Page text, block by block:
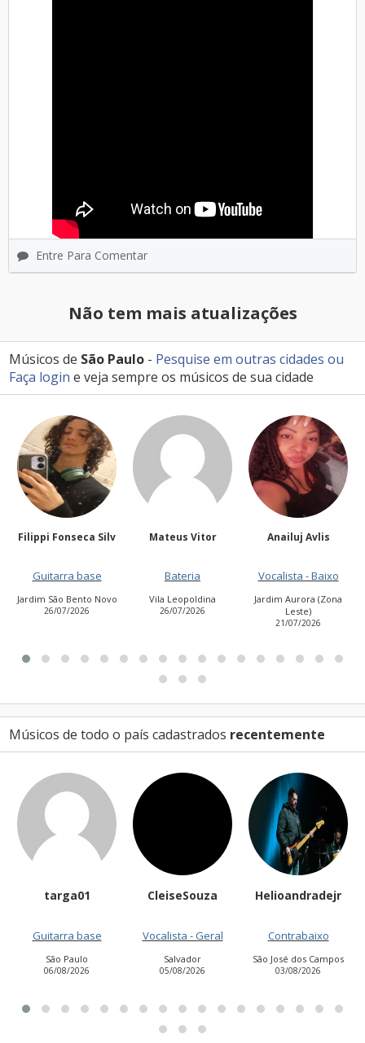
Entre Para Comentar
Não tem mais atualizações
Músicos de São Paulo - Pesquise em outras cidades ou
Faça login e veja sempre os músicos de sua cidade
Filippi Fonseca Silv
Guitarra base
Jardim São Bento Novo
26/07/2026
Mateus Vitor
Bateria
Vila Leopoldina
26/07/2026
Anailuj Avlis
Vocalista - Baixo
Jardim Aurora (Zona
Leste)
21/07/2026
Músicos de todo o país cadastrados recentemente
targa01
Guitarra base
São Paulo
06/08/2026
CleiseSouza
Vocalista - Geral
Salvador
05/08/2026
Helioandradejr
Contrabaixo
São José dos Campos
03/08/2026